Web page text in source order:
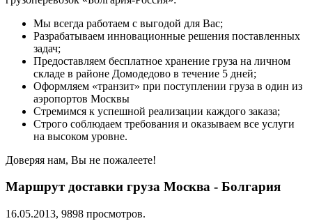
Мы всегда работаем с выгодой для Вас;
Разрабатываем инновационные решения поставленных
задач;
Предоставляем бесплатное хранение груза на личном
складе в районе Домодедово в течение 5 дней;
Оформляем «транзит» при поступлении груза в один из
аэропортов Москвы
Стремимся к успешной реализации каждого заказа;
Строго соблюдаем требования и оказываем все услуги
на высоком уровне.
Доверяя нам, Вы не пожалеете!
Маршрут доставки груза Москва - Болгария
16.05.2013, 9898 просмотров.